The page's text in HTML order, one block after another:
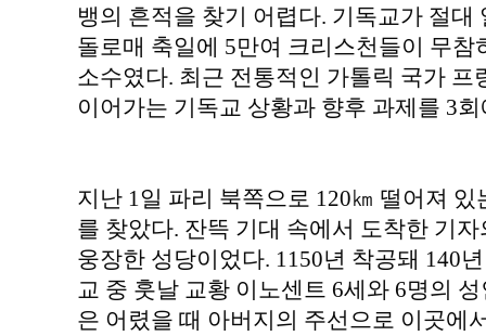
뱅의 흔적을 찾기 어렵다. 기독교가 절대
돌로매 축일에 5만여 크리스천들이 무
소수였다. 최근 전통적인 가톨릭 국가
이어가는 기독교 상황과 향후 과제를 3
지난 1일 파리 북쪽으로 120㎞ 떨어져
를 찾았다. 잔뜩 기대 속에서 도착한 기
웅장한 성당이었다. 1150년 착공돼 140
교 중 훗날 교황 이노센트 6세와 6명의
은 어렸을 때 아버지의 주선으로 이곳에